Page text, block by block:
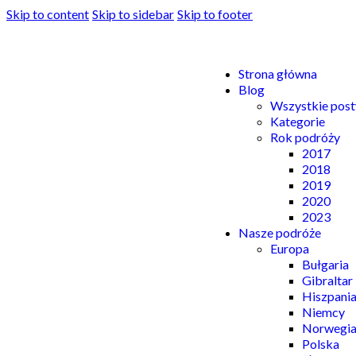
Skip to content Skip to sidebar Skip to footer
Strona główna
Blog
Wszystkie
Kategorie
Rok podróży
2017
2018
2019
2020
2023
Nasze podróże
Europa
Bułgaria
Gibraltar
Hiszpania
Niemcy
Norwegia
Polska